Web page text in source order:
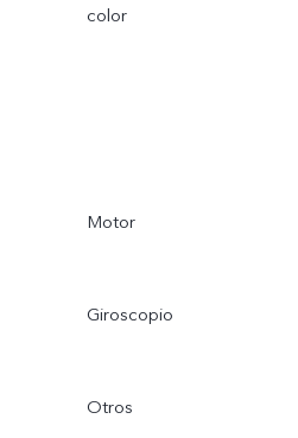
color
Motor
Giroscopio
Otros